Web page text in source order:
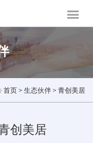
首页>生态伙伴>青创美居
创美居